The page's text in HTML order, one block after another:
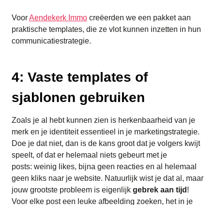
VoorAendekerk Immo creëerden we een pakket aan
praktische templates, die ze vlot kunnen inzetten in hun
communicatiestrategie.
4: Vaste templates of
sjablonen gebruiken
Zoals je al hebt kunnen zien is herkenbaarheid van je
merk en je identiteit essentieel in je marketingstrategie.
Doe je dat niet, dan is de kans groot dat je volgers kwijt
speelt, of dat er helemaal niets gebeurt met je
posts: weinig likes, bijna geen reacties en al helemaal
geen kliks naar je website. Natuurlijk wist je dat al, maar
jouw grootste probleem is eigenlijk gebrek aan tijd !
Voor elke post een leuke afbeelding zoeken, het in je